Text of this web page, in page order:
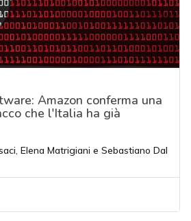
Amazon conferma una
che l'Italia ha già
, Elena Matrigiani e Sebastiano Dal